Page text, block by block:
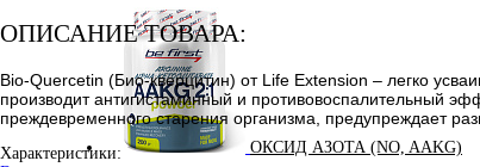
ОКСИД АЗОТА (NO, AAKG)
ОПИСАНИЕ ТОВАРА:
Bio-Quercetin (Био-кверцитин) от Life Extension – легко
производит антигистаминный и противовоспалительный
преждевременного старения организма, предупреждает
Характеристики: